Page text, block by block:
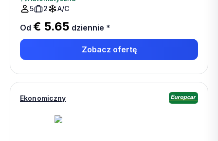
5
2 A/C
Od € 5.65 dziennie *
Zobacz ofertę
Ekonomiczny